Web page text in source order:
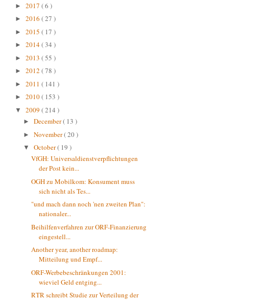
► 2017 ( 6 )
► 2016 ( 27 )
► 2015 ( 17 )
► 2014( 34 )
► 2013 ( 55 )
► 2012 ( 78 )
► 2011 ( 141 )
► 2010( 153 )
▼ 2009 ( 214 )
► December( 13 )
► November( 20 )
▼ October( 19 )
VfGH: Universaldienstverpflichtungen
der Post kein...
OGH zu Mobilkom: Konsument muss
sich nicht als Tes...
"und mach dann noch 'nen zweiten Plan":
nationaler...
Beihilfenverfahren zur ORF-Finanzierung
eingestell...
Another year, another roadmap:
Mitteilung und Empf...
ORF-Werbebeschränkungen 2001:
wieviel Geld entging...
RTR schreibt Studie zur Verteilung der